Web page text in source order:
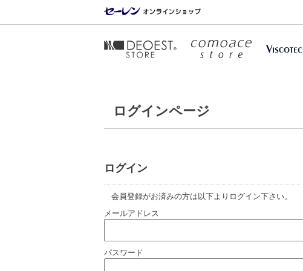
ログインページ
ログイン
会員登録がお済みの方は以下よりログイン下さい。
メールアドレス
パスワード